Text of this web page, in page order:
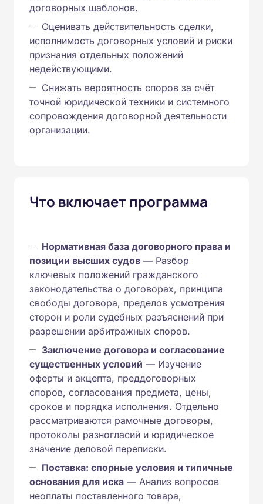
договорных шаблонов.
Оценивать действительность сделки,
исполнимость договорных условий и риски
признания отдельных положений
недействующими.
Снижать вероятность споров за счёт
точной юридической техники и системного
сопровождения договорной деятельности
организации.
Что включает программа
Нормативная база договорного права и
позиции высших судов — Разбор
ключевых положений гражданского
законодательства о договорах, принципа
свободы договора, пределов усмотрения
сторон и роли судебных разъяснений при
разрешении арбитражных споров.
Заключение договора и согласование
существенных условий — Изучение
оферты и акцепта, преддоговорных
споров, согласования предмета, цены,
сроков и порядка исполнения. Отдельно
рассматриваются рамочные договоры,
протоколы разногласий и юридическое
значение деловой переписки.
Поставка: спорные условия и типичные
основания для иска — Анализ вопросов
неоплаты поставленного товара,